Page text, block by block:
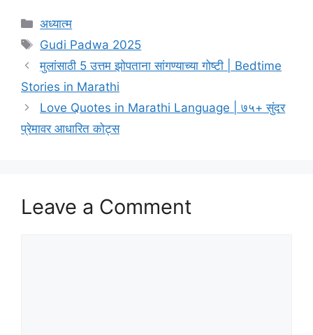
Categories
अध्यात्म
Tags
Gudi Padwa 2025
मुलांसाठी 5 उत्तम झोपताना सांगण्याच्या गोष्टी | Bedtime
Stories in Marathi
Love Quotes in Marathi Language | ७५+ सुंदर
प्रेमावर आधारित कोट्स
Leave a Comment